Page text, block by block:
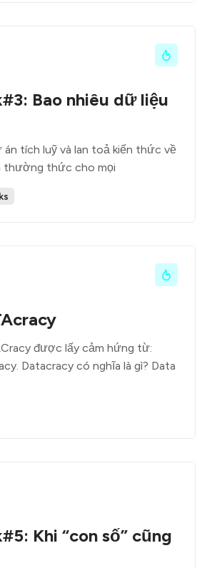
Khi “con số” cũng
Bao nhiêu dữ liệu
án tích luỹ và lan toả kiến thức về
thường thức cho mọi
được lấy cảm hứng từ:
Datacracy có nghĩa là gì? Data